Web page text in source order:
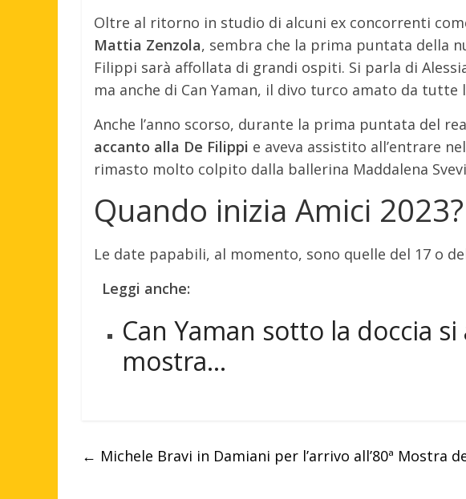
Oltre al ritorno in studio di alcuni ex concorrenti
Mattia Zenzola, sembra che la prima puntata della
Filippi sarà affollata di grandi ospiti. Si parla di
ma anche di Can Yaman, il divo turco amato da tutte
Anche l’anno scorso, durante la prima puntata del
accanto alla De Filippi e aveva assistito all’entrare
rimasto molto colpito dalla ballerina Maddalena
Quando inizia Amici 2023?
Le date papabili, al momento, sono quelle del 17 o
Leggi anche:
Can Yaman sotto la doccia
mostra…
← Michele Bravi in Damiani per l’arrivo all’80ª Mostra